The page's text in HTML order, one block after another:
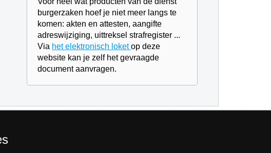
burgerzaken hoef je niet meer langs te
komen: akten en attesten, aangifte
adreswijziging, uittreksel strafregister ...
Via het elektronisch loketop deze
website kan je zelf het gevraagde
document aanvragen.